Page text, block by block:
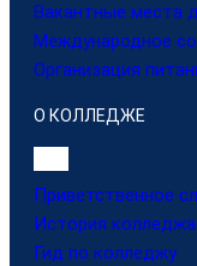
Вакантные места
Международное
Организация
О КОЛЛЕДЖЕ
Приветственное
История колледжа
Гид по колледжу